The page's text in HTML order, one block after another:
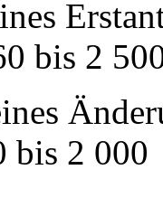
bis 2
bis 2 000